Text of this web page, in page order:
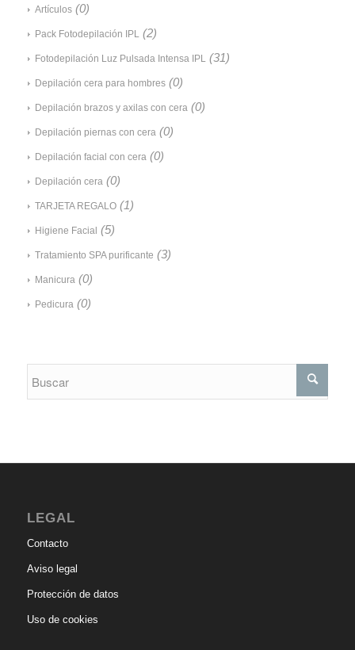
Artículos (0)
Pack Fotodepilación IPL (2)
Fotodepilación Luz Pulsada Intensa IPL (31)
Depilación cera para hombres (0)
Depilación brazos y axilas con cera (0)
Depilación piernas con cera (0)
Depilación facial con cera (0)
Depilación cera (0)
TARJETA REGALO (1)
Higiene Facial (5)
Tratamiento SPA purificante (3)
Manicura (0)
Pedicura (0)
LEGAL
Contacto
Aviso legal
Protección de datos
Uso de cookies